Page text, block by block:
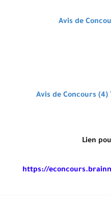
Avis de
Avis de Concours (4)
Lien
https://